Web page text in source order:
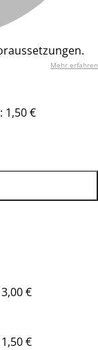
Mehr erfahren
1,50 €
€
€